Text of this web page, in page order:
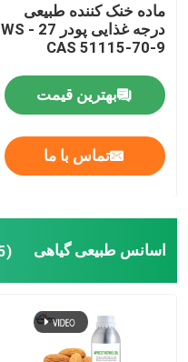
ماده خنک کننده طبیعی
درجه غذایی پودر WS - 27
CAS 51115-70-9
بهترین قیمت
تماس با ما
اسانس طبیعی گیاهی (185)